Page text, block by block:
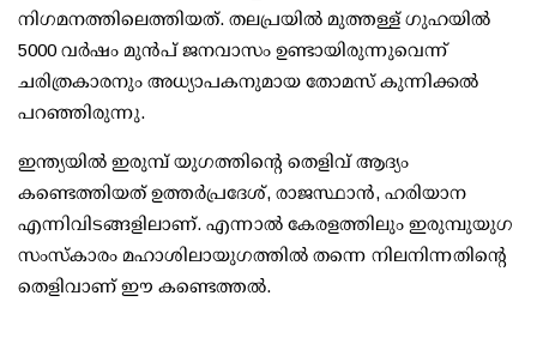
നിഗമനത്തിലെത്തിയത്. തലപ്രയില്‍ മുത്തള്ള് ഗുഹയില്‍
5000 വര്‍ഷം മുന്‍പ് ജനവാസം ഉണ്ടായിരുന്നുവെന്ന്
ചരിത്രകാരനും അധ്യാപകനുമായ തോമസ് കുന്നിക്കല്‍
പറഞ്ഞിരുന്നു.
ഇന്ത്യയില്‍ ഇരുമ്പ് യുഗത്തിന്റെ തെളിവ് ആദ്യം
കണ്ടെത്തിയത് ഉത്തര്‍പ്രദേശ്, രാജസ്ഥാന്‍, ഹരിയാന
എന്നിവിടങ്ങളിലാണ്. എന്നാല്‍ കേരളത്തിലും ഇരുമ്പുയുഗ
സംസ്‌കാരം മഹാശിലായുഗത്തില്‍ തന്നെ നിലനിന്നതിന്റെ
തെളിവാണ് ഈ കണ്ടെത്തല്‍.